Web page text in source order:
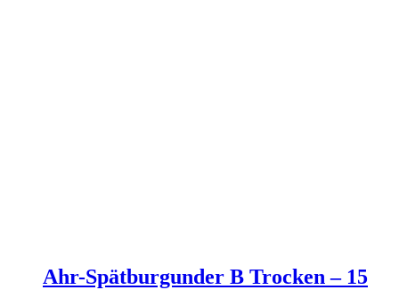
Ahr-Spätburgunder B Trocken – 15